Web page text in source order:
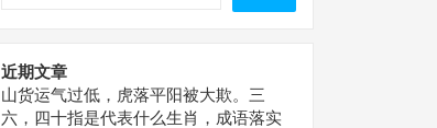
近期文章
山货运气过低，虎落平阳被大欺。三
六，四十指是代表什么生肖，成语落实